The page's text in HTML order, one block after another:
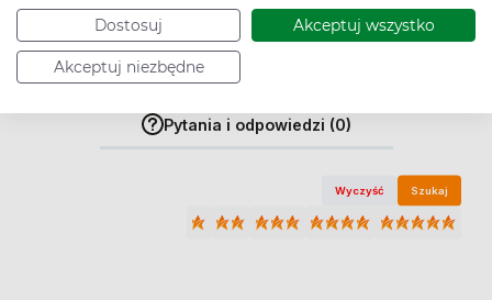
Dostosuj Akceptuj wszystko
Akceptuj niezbędne
Jak zbieramy opinie?
Opinie klientów
Pytania i odpowiedzi (0)
Wyczyść Szukaj